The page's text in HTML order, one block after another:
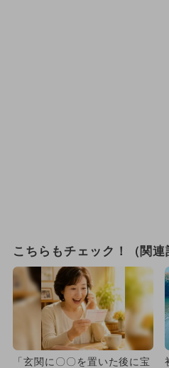
こちらもチェック！（関連
「玄関に〇〇を置いた後に宝